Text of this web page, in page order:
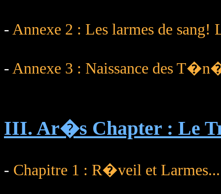
- Annexe 2 : Les larmes de
- Annexe 3 : Naissance des
III. Ar�s Chapter : Le
- Chapitre 1 : R�veil et